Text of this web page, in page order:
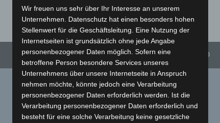
Vespa Schaltroller | Simson | MZ | IWL | BMW K-Serie | BMW R-
Serie | Yamaha SR 500 | Yamaha XT 500
Menü
Startseite »Motor Blog»Restauration Yamaha XT 500
Wir freuen uns sehr über Ihr Interesse an unserem
Unternehmen. Datenschutz hat einen besonders hohen
Stellenwert für die Geschäftsleitung. Eine Nutzung der
Internetseiten ist grundsätzlich ohne jede Angabe
personenbezogener Daten möglich. Sofern eine
betroffene Person besondere Services unseres
Unternehmens über unsere Internetseite in Anspruch
nehmen möchte, könnte jedoch eine Verarbeitung
personenbezogener Daten erforderlich werden. Ist die
Verarbeitung personenbezogener Daten erforderlich und
besteht für eine solche Verarbeitung keine gesetzliche